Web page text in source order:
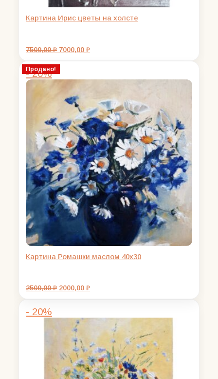
Картина Ирис цветы на холсте
7500,00₽ Первоначальная
составляла
7500,00 ₽.
7000,00 ₽Текущая
Продано!
- 20%
Картина Ромашки маслом 40х30
2500,00₽ Первоначальная
2000,00 ₽Текущая
- 20%